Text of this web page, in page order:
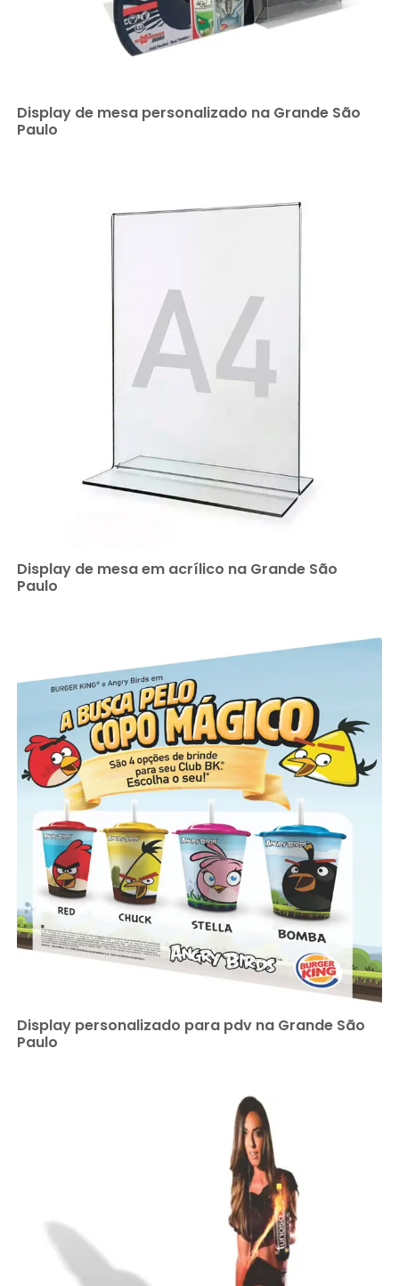
Display de mesa personalizado na Grande São
Paulo
Display de mesa em acrílico na Grande São
Paulo
Display personalizado para pdv na Grande São
Paulo